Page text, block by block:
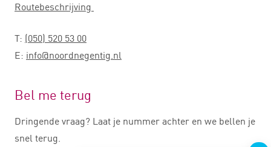
Routebeschrijving
T: (050) 520 53 00
E: info@noordnegentig.nl
Bel me terug
Dringende vraag? Laat je nummer achter en we bellen je
snel terug.